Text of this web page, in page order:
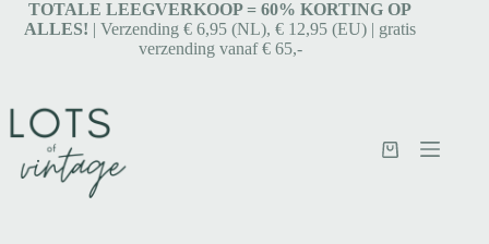
TOTALE LEEGVERKOOP = 60% KORTING OP
ALLES! | Verzending € 6,95 (NL), € 12,95 (EU) | gratis
verzending vanaf € 65,-